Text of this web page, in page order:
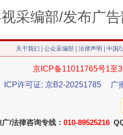
谢
采编部/发布广
关于我们 公众采编部 法律声明 | 中国
京ICP备11011765号1至
ICP许可证: 京B2-20251785
广
/法律咨询专线： 010-89525216